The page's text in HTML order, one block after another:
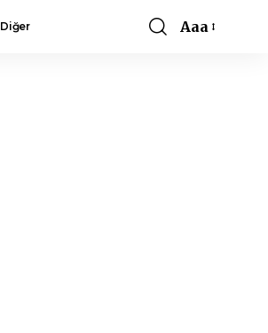
Diğer
Font
Aaa